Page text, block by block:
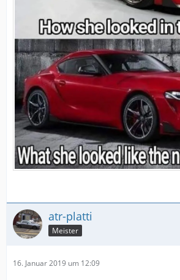
atr-platti
Meister
16. Januar 2019 um 12:09